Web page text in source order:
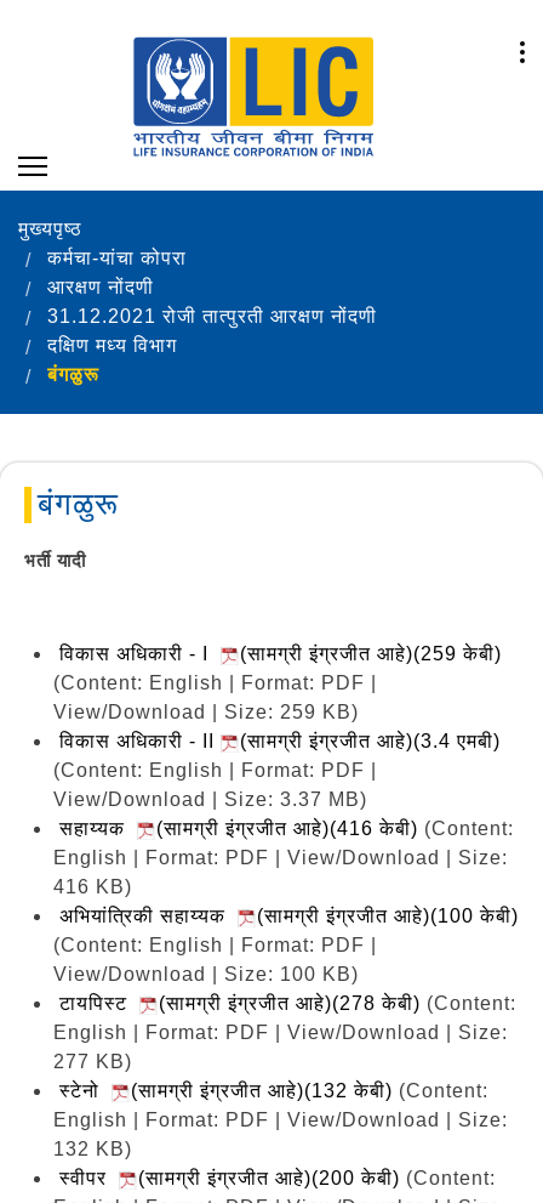
मुख्यपृष्ठ
कर्मचा-यांचा कोपरा
आरक्षण नोंदणी
31.12.2021 रोजी तात्पुरती आरक्षण नोंदणी
दक्षिण मध्य विभाग
बंगळुरू
बंगळुरू
भर्ती यादी
विकास अधिकारी - I
(सामग्री इंग्रजीत आहे)(259 केबी)
(Content: English | Format: PDF |
View/Download | Size: 259 KB)
विकास अधिकारी - II
(सामग्री इंग्रजीत आहे)(3.4 एमबी)
(Content: English | Format: PDF |
View/Download | Size: 3.37 MB)
सहाय्यक
(सामग्री इंग्रजीत आहे)(416 केबी) (Content:
English | Format: PDF | View/Download | Size:
416 KB)
अभियांत्रिकी सहाय्यक
(सामग्री इंग्रजीत आहे)(100 केबी)
(Content: English | Format: PDF |
View/Download | Size: 100 KB)
टायपिस्ट
(सामग्री इंग्रजीत आहे)(278 केबी) (Content:
English | Format: PDF | View/Download | Size:
277 KB)
स्टेनो
(सामग्री इंग्रजीत आहे)(132 केबी) (Content:
English | Format: PDF | View/Download | Size:
132 KB)
स्वीपर
(सामग्री इंग्रजीत आहे)(200 केबी) (Content: